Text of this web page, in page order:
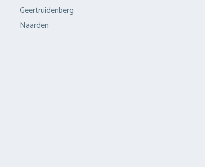
Geertruidenberg
Naarden